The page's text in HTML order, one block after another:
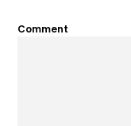
Comment